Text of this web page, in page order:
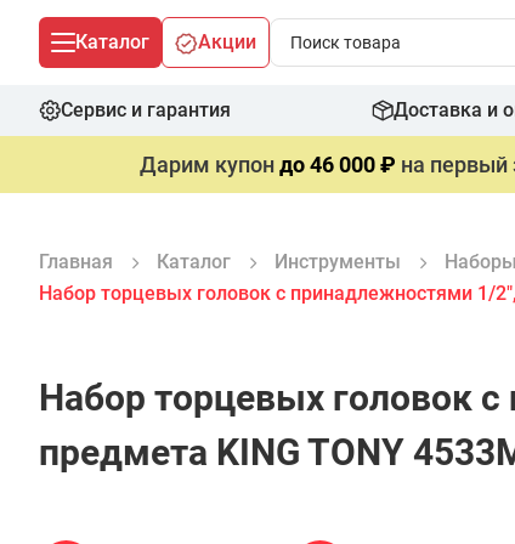
Каталог Акции
Сервис и гарантия Доставка и
Дарим купондо 46 000 ₽ на первый
Главная Каталог Инструменты
Набор торцевых головок с принадлежностями 1/
Набор торцевых головок
предмета KING TONY